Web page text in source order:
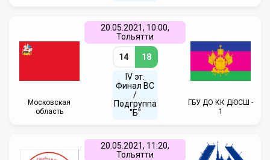
Московская
область
20.05.2021, 10:00,
Тольятти
14 18
IV эт.
Финал ВC
/
Подгруппа
"Б"
ГБУ ДО КК ДЮСШ -
1
20.05.2021, 11:20,
Тольятти